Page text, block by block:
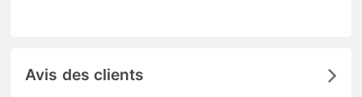
Avis des clients